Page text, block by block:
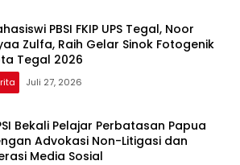
PBSI FKIP UPS Tegal, Noor
Zulfa, Raih Gelar Sinok Fotogenik
Tegal 2026
Juli 27, 2026
Bekali Pelajar Perbatasan Papua
Advokasi Non-Litigasi dan
Media Sosial